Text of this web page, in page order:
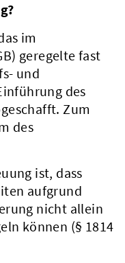
im
geregelte fast
und
des
Zum
des
ist, dass
aufgrund
nicht allein
können (§ 1814